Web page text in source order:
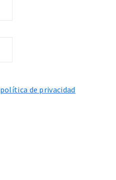
política de privacidad